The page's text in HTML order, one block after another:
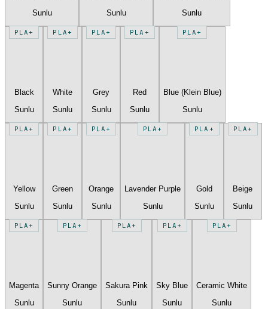
Sunlu
Sunlu
Sunlu
PLA+
Black
Sunlu
PLA+
White
Sunlu
PLA+
Grey
Sunlu
PLA+
Red
Sunlu
PLA+
Blue (Klein Blue)
Sunlu
PLA+
Yellow
Sunlu
PLA+
Green
Sunlu
PLA+
Orange
Sunlu
PLA+
Lavender Purple
Sunlu
PLA+
Gold
Sunlu
PLA+
Beige
Sunlu
PLA+
Magenta
Sunlu
PLA+
Sunny Orange
Sunlu
PLA+
Sakura Pink
Sunlu
PLA+
Sky Blue
Sunlu
PLA+
Ceramic White
Sunlu